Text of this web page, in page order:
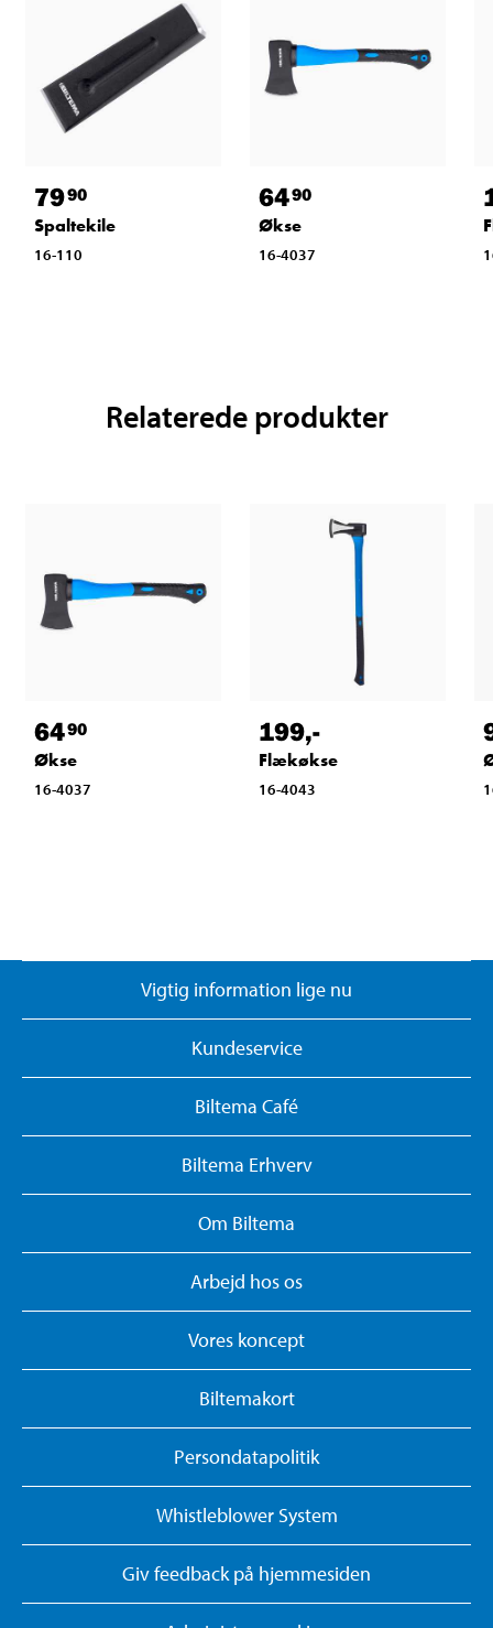
7990
Spaltekile
16-110
6490
Økse
16-4037
Relaterede produkter
6490
Økse
16-4037
199,-
Flækøkse
16-4043
Vigtig information lige nu
Kundeservice
Biltema Café
Biltema Erhverv
Om Biltema
Arbejd hos os
Vores koncept
Biltemakort
Persondatapolitik
Whistleblower System
Giv feedback på hjemmesiden